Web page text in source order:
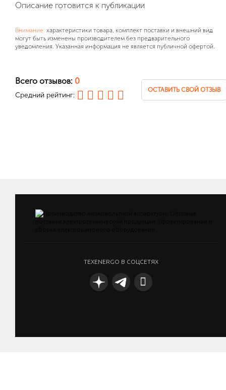
Описание готовится к публикации
Внимание: характеристики товара, комплект поставки и внешний вид
могут быть изменены производителем без предварительного
уведомления. Указанная информация не является публичной офертой.
Всего отзывов: 0
Средний рейтинг:
ОСТАВИТЬ СВОЙ ОТЗЫВ
TEXENERGO В СОЦСЕТЯХ